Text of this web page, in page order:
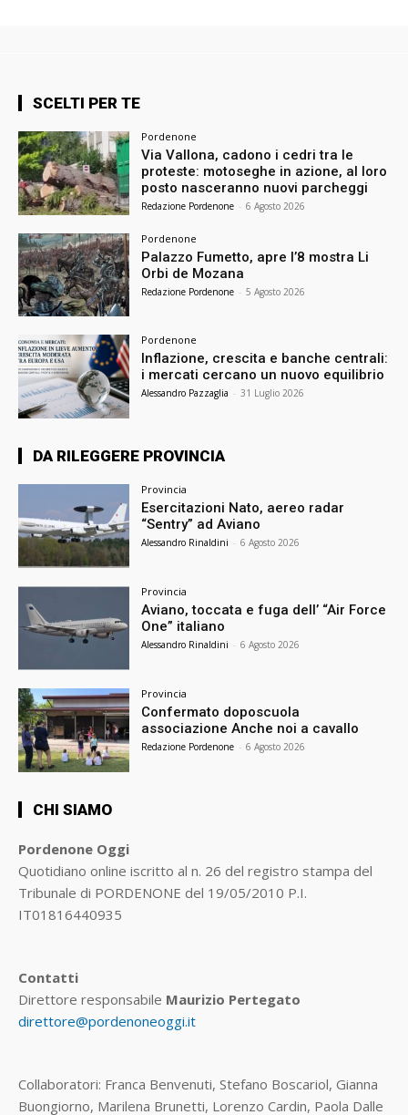
SCELTI PER TE
Pordenone
Via Vallona, cadono i cedri tra le
proteste: motoseghe in azione, al loro
posto nasceranno nuovi parcheggi
Redazione Pordenone - 6 Agosto 2026
Pordenone
Palazzo Fumetto, apre l’8 mostra Li
Orbi de Mozana
Redazione Pordenone - 5 Agosto 2026
Pordenone
Inflazione, crescita e banche centrali:
i mercati cercano un nuovo equilibrio
Alessandro Pazzaglia - 31 Luglio 2026
DA RILEGGERE PROVINCIA
Provincia
Esercitazioni Nato, aereo radar
“Sentry” ad Aviano
Alessandro Rinaldini - 6 Agosto 2026
Provincia
Aviano, toccata e fuga dell’ “Air Force
One” italiano
Alessandro Rinaldini - 6 Agosto 2026
Provincia
Confermato doposcuola
associazione Anche noi a cavallo
Redazione Pordenone - 6 Agosto 2026
CHI SIAMO
Pordenone Oggi
Quotidiano online iscritto al n. 26 del registro stampa del
Tribunale di PORDENONE del 19/05/2010 P.I.
IT01816440935
Contatti
Direttore responsabile Maurizio Pertegato
direttore@pordenoneoggi.it
Collaboratori: Franca Benvenuti, Stefano Boscariol, Gianna
Buongiorno, Marilena Brunetti, Lorenzo Cardin, Paola Dalle